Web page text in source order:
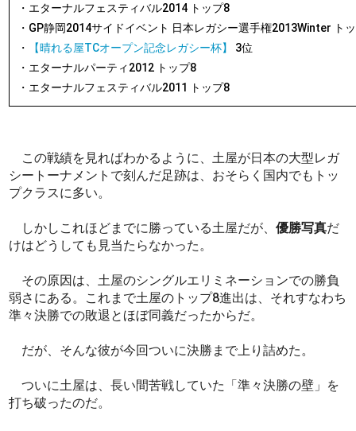
・エターナルフェスティバル2014 トップ8
・GP静岡2014サイドイベント 日本レガシー選手権2013Winter ト
・
【晴れる屋TCオープン記念レガシー杯】
3位
・エターナルパーティ2012 トップ8
・エターナルフェスティバル2011 トップ8
この戦績を見ればわかるように、土屋が日本の大型レガ
シートーナメントで刻んだ足跡は、おそらく国内でもトッ
プクラスに多い。
しかしこれほどまでに勝っている土屋だが、優勝写真だ
けはどうしても見当たらなかった。
その原因は、土屋のシングルエリミネーションでの勝負
弱さにある。これまで土屋のトップ8進出は、それすなわち
準々決勝での敗退とほぼ同義だったからだ。
だが、そんな彼が今回ついに決勝まで上り詰めた。
ついに土屋は、長い間苦戦していた「準々決勝の壁」を
打ち破ったのだ。